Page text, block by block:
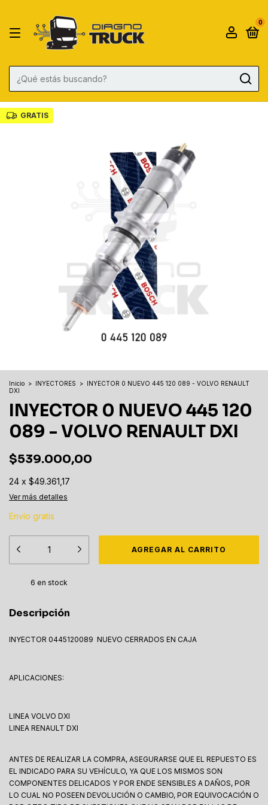
0
GRATIS
Inicio > INYECTORES > INYECTOR 0 NUEVO 445 120 089 - VOLVO RENAULT
DXI
INYECTOR 0 NUEVO 445 120
089 - VOLVO RENAULT DXI
$539.000,00
24 x $49.361,17
Ver más detalles
Envío gratis
6 en stock
Descripción
INYECTOR 0445120089 NUEVO CERRADOS EN CAJA
APLICACIONES:
LINEA VOLVO DXI
LINEA RENAULT DXI
ANTES DE REALIZAR LA COMPRA, ASEGURARSE QUE EL REPUESTO ES
EL INDICADO PARA SU VEHÍCULO, YA QUE LOS MISMOS SON
COMPONENTES DELICADOS Y POR ENDE SENSIBLES A DAÑOS, POR
LO CUAL NO POSEEN DEVOLUCIÓN O CAMBIO, POR EQUIVOCACIÓN O